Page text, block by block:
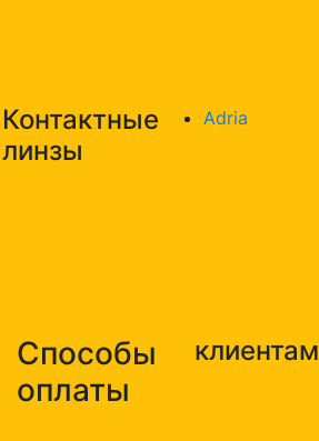
Контактные
линзы
Adria
Способы
оплаты
клиентам